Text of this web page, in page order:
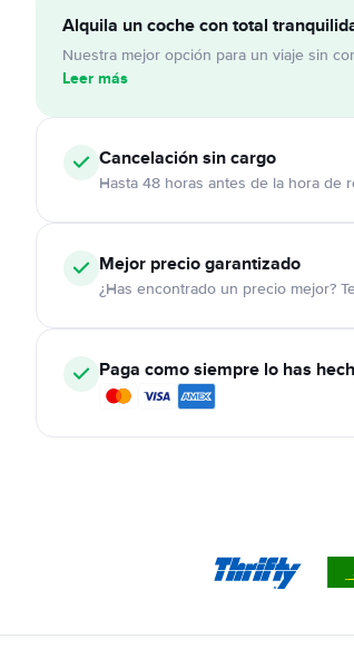
Alquila un coche con total
Nuestra mejor opción para un viaje sin
Leer más
Cancelaciónsin cargo
Hasta 48 horas antes de la hora de
Mejor precio garantizado
¿Has encontrado un precio mejor?
Paga como siempre lo has